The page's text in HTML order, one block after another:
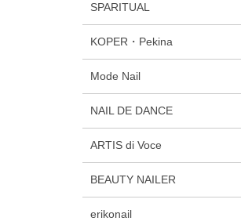
SPARITUAL
KOPER・Pekina
Mode Nail
NAIL DE DANCE
ARTIS di Voce
BEAUTY NAILER
erikonail